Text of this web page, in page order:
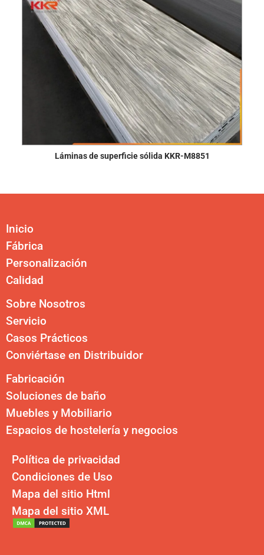
Láminas de superficie sólida KKR-M8851
Inicio
Fábrica
Personalización
Calidad
Sobre Nosotros
Servicio
Casos Prácticos
Conviértase en Distribuidor
Fabricación
Soluciones de baño
Muebles y Mobiliario
Espacios de hostelería y negocios
Política de privacidad
Condiciones de Uso
Mapa del sitio Html
Mapa del sitio XML